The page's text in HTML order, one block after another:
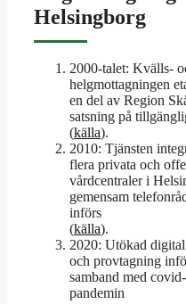
Helsingborg
2000-talet: Kvälls-
helgmottagningen
en del av Region
satsning på
(källa).
2010: Tjänsten
flera privata och
vårdcentraler i
gemensam
införs
(källa).
2020: Utökad
och provtagning
samband med
pandemin